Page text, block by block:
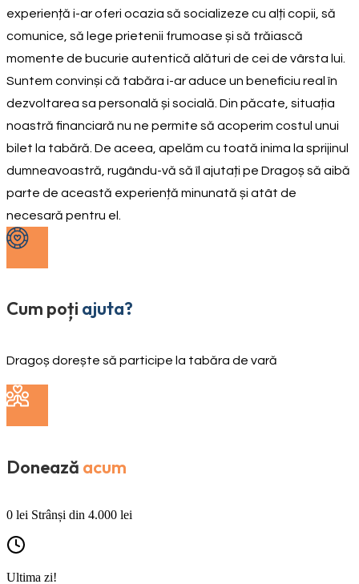
experiență i-ar oferi ocazia să socializeze cu alți copii, să
comunice, să lege prietenii frumoase și să trăiască
momente de bucurie autentică alături de cei de vârsta lui.
Suntem convinși că tabăra i-ar aduce un beneficiu real în
dezvoltarea sa personală și socială. Din păcate, situația
noastră financiară nu ne permite să acoperim costul unui
bilet la tabără. De aceea, apelăm cu toată inima la sprijinul
dumneavoastră, rugându-vă să îl ajutați pe Dragoș să aibă
parte de această experiență minunată și atât de
necesară pentru el.
Cum poți ajuta?
Dragoș dorește să participe la tabăra de vară
Donează acum
0 lei Strânși din 4.000 lei
Ultima zi!